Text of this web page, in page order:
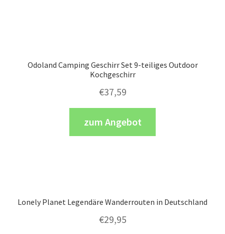
Odoland Camping Geschirr Set 9-teiliges Outdoor
Kochgeschirr
€37,59
zum Angebot
Lonely Planet Legendäre Wanderrouten in Deutschland
€29,95